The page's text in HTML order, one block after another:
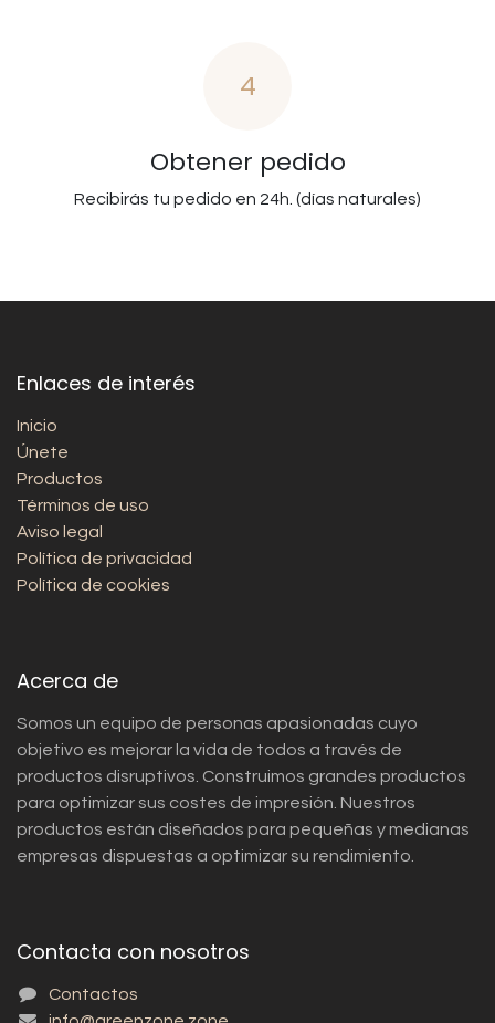
4
Obtener pedido
Recibirás tu pedido en 24h. (días naturales)
Enlaces de interés
Inicio
Únete
Productos
Términos de uso
Aviso legal
Política de privacidad
Política de cookies
Acerca de
Somos un equipo de personas apasionadas cuyo
objetivo es mejorar la vida de todos a través de
productos disruptivos. Construimos grandes productos
para optimizar sus costes de impresión. Nuestros
productos están diseñados para pequeñas y medianas
empresas dispuestas a optimizar su rendimiento.
Contacta con nosotros
Contactos